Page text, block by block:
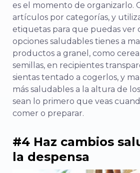
es el momento de organizarlo.
artículos por categorías, y
etiquetas para que puedas ver
opciones saludables tienes a
productos a granel, como
semillas, en recipientes
sientas tentado a cogerlos, y
más saludables a la altura de
sean lo primero que veas
comer o preparar.
#4 Haz cambios
la despensa